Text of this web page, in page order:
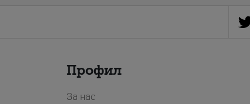
Профил
За нас